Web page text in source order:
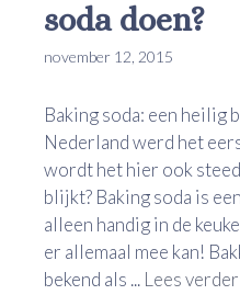
soda doen?
november 12, 2015
Baking soda: een heilig
Nederland werd het
wordt het hier ook
blijkt? Baking soda is
alleen handig in de
er allemaal mee kan!
bekend als ... Lees verder